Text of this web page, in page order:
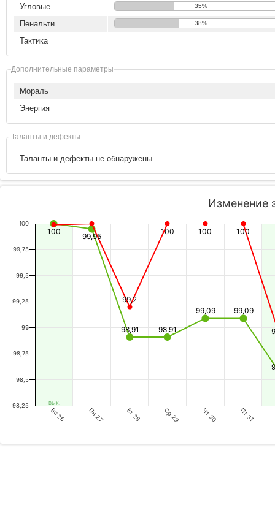
Угловые 35%
Пенальти 38%
Тактика
Дополнительные параметры
Мораль
Энергия
Таланты и дефекты
Таланты и дефекты не обнаружены
вых.
Изменение
100
99,95
98,91 98,91
99,09 99,09
99,2
100 100 100
Вс 26 Пн 27 Вт 28 Ср 29 Чт 30 Пт 31
98,25
98,5
98,75
99
99,25
99,5
99,75
100